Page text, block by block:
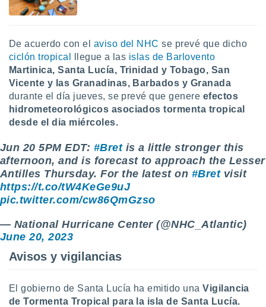
De acuerdo con el aviso del NHC se prevé que dicho
ciclón tropical
llegue a las islas de Barlovento
Martinica, Santa Lucía, Trinidad y Tobago, San
Vicente y las Granadinas, Barbados y Granada
durante el día jueves, se prevé que genere efectos
hidrometeorológicos asociados tormenta tropical
desde el dia miércoles.
Jun 20 5PM EDT: #Bretis a little stronger this
afternoon, and is forecast to approach the Lesser
Antilles Thursday. For the latest on #Bretvisit
https://t.co/tW4KeGe9uJ
pic.twitter.com/cw86QmGzso
— National Hurricane Center (@NHC_Atlantic)
June 20, 2023
Avisos y vigilancias
El gobierno de Santa Lucía ha emitido una Vigilancia
de Tormenta Tropical para la isla de Santa Lucía.